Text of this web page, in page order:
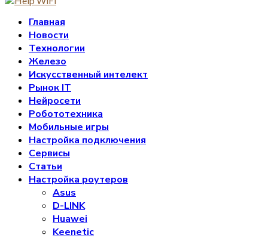
Главная
Новости
Технологии
Железо
Искусственный интелект
Рынок IT
Нейросети
Робототехника
Мобильные игры
Настройка подключения
Сервисы
Статьи
Настройка роутеров
Asus
D-LINK
Huawei
Keenetic